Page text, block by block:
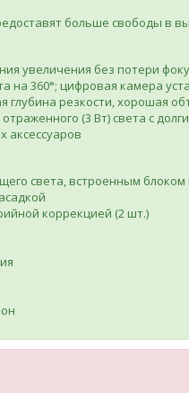
больше свободы в
увеличения без потери
360°; цифровая камера
резкости, хорошая
(3 Вт) света с
аксессуаров
света, встроенным
коррекцией (2 шт.)